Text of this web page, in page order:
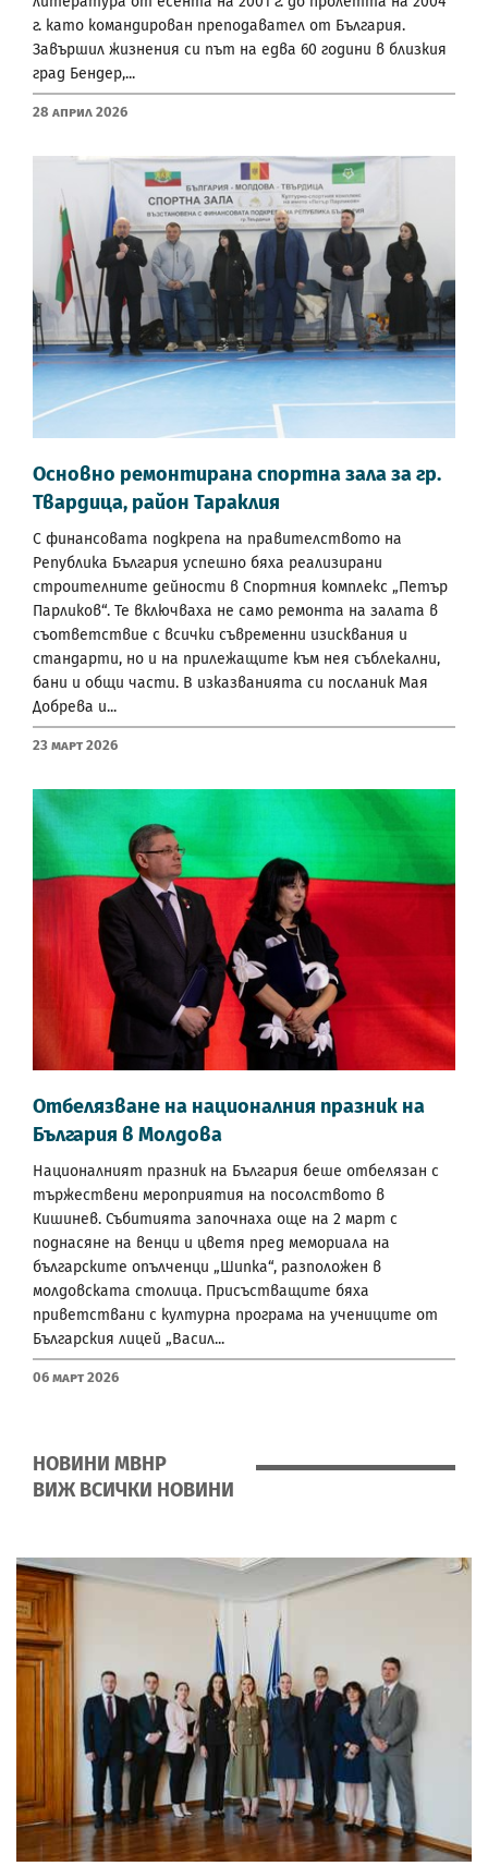
г. като командирован преподавател от България.
Завършил жизнения си път на едва 60 години в близкия
град Бендер,...
28 Април 2026
Основно ремонтирана спортна зала за гр.
Твардица, район Тараклия
С финансовата подкрепа на правителството на
Република България успешно бяха реализирани
строителните дейности в Спортния комплекс „Петър
Парликов“. Те включваха не само ремонта на залата в
съответствие с всички съвременни изисквания и
стандарти, но и на прилежащите към нея съблекални,
бани и общи части. В изказванията си посланик Мая
Добрева и...
23 Март 2026
Отбелязване на националния празник на
България в Молдова
Националният празник на България беше отбелязан с
тържествени мероприятия на посолството в
Кишинев. Събитията започнаха още на 2 март с
поднасяне на венци и цветя пред мемориала на
българските опълченци „Шипка“, разположен в
молдовската столица. Присъстващите бяха
приветствани с културна програма на учениците от
Българския лицей „Васил...
06 Март 2026
НОВИНИ МВНР
ВИЖ ВСИЧКИ НОВИНИ